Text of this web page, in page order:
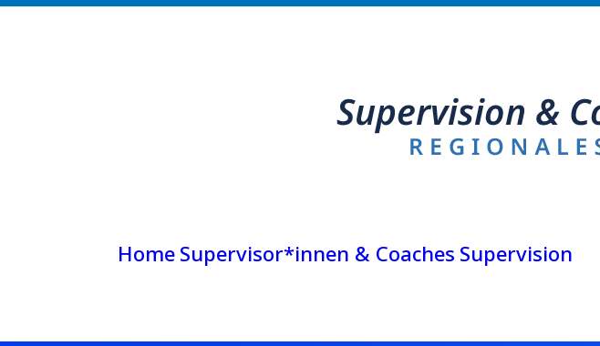
Home Supervisor*innen & Coaches Supervision